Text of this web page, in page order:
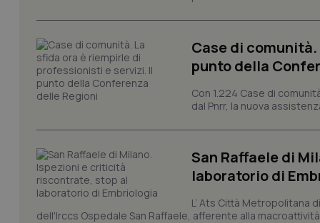
Case di
punto della
Con 1.224 Case di
dal Pnrr, la nuova
San Raffaele di
laboratorio di
L’ Ats Città Metropolitana
dell'Irccs Ospedale San Raffaele, afferente alla
session-id
_ga